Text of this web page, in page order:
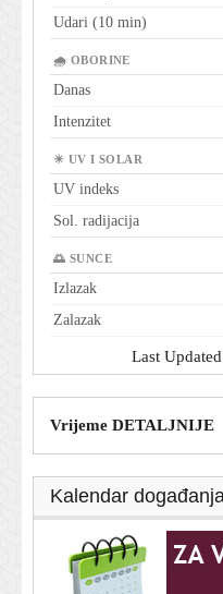
Udari (10 min)
🌧 OBORINE
Danas
Intenzitet
☀ UV I SOLAR
UV indeks
Sol. radijacija
🌅 SUNCE
Izlazak
Zalazak
Last
Vrijeme DETALJNIJE
Kalendar